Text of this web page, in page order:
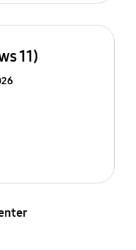
11)